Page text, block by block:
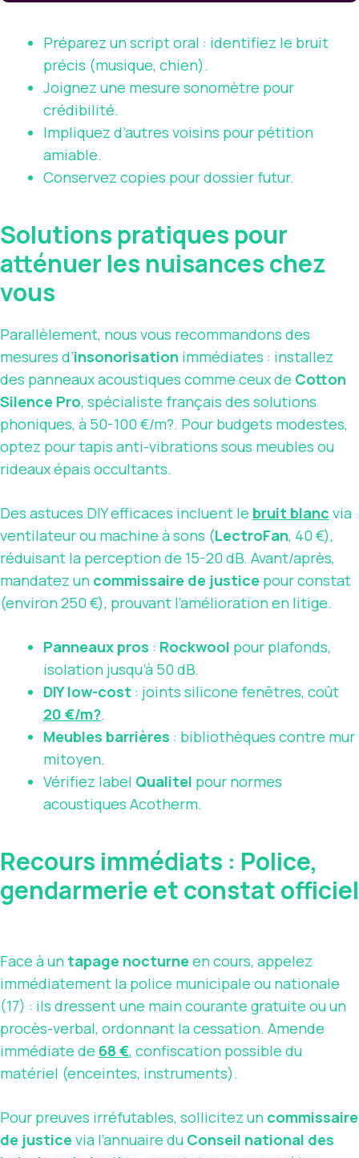
Préparez un script oral : identifiez le bruit
précis (musique, chien).
Joignez une mesure sonomètre pour
crédibilité.
Impliquez d’autres voisins pour pétition
amiable.
Conservez copies pour dossier futur.
Solutions pratiques pour
atténuer les nuisances chez
vous
Parallèlement, nous vous recommandons des
mesures d’insonorisation immédiates : installez
des panneaux acoustiques comme ceux de Cotton
Silence Pro, spécialiste français des solutions
phoniques, à 50-100 €/m?. Pour budgets modestes,
optez pour tapis anti-vibrations sous meubles ou
rideaux épais occultants.
Des astuces DIY efficaces incluent le bruit blanc via
ventilateur ou machine à sons (LectroFan, 40 €),
réduisant la perception de 15-20 dB. Avant/après,
mandatez un commissaire de justice pour constat
(environ 250 €), prouvant l’amélioration en litige.
Panneaux pros : Rockwool pour plafonds,
isolation jusqu’à 50 dB.
DIY low-cost : joints silicone fenêtres, coût
20 €/m?.
Meubles barrières : bibliothèques contre mur
mitoyen.
Vérifiez label Qualitel pour normes
acoustiques Acotherm.
Recours immédiats : Police,
gendarmerie et constat officiel
Face à un tapage nocturne en cours, appelez
immédiatement la police municipale ou nationale
(17) : ils dressent une main courante gratuite ou un
procès-verbal, ordonnant la cessation. Amende
immédiate de 68 €, confiscation possible du
matériel (enceintes, instruments).
Pour preuves irréfutables, sollicitez un commissaire
de justice via l’annuaire du Conseil national des